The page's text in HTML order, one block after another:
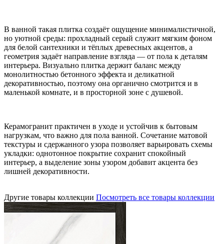
В ванной такая плитка создаёт ощущение минималистичной,
но уютной среды: прохладный серый служит мягким фоном
для белой сантехники и тёплых древесных акцентов, а
геометрия задаёт направление взгляда — от пола к деталям
интерьера. Визуально плитка держит баланс между
монолитностью бетонного эффекта и деликатной
декоративностью, поэтому она органично смотрится и в
маленькой комнате, и в просторной зоне с душевой.
Керамогранит практичен в уходе и устойчив к бытовым
нагрузкам, что важно для пола ванной. Сочетание матовой
текстуры и сдержанного узора позволяет варьировать схемы
укладки: однотонное покрытие сохранит спокойный
интерьер, а выделение зоны узором добавит акцента без
лишней декоративности.
Другие товары коллекции Посмотреть все товары коллекции